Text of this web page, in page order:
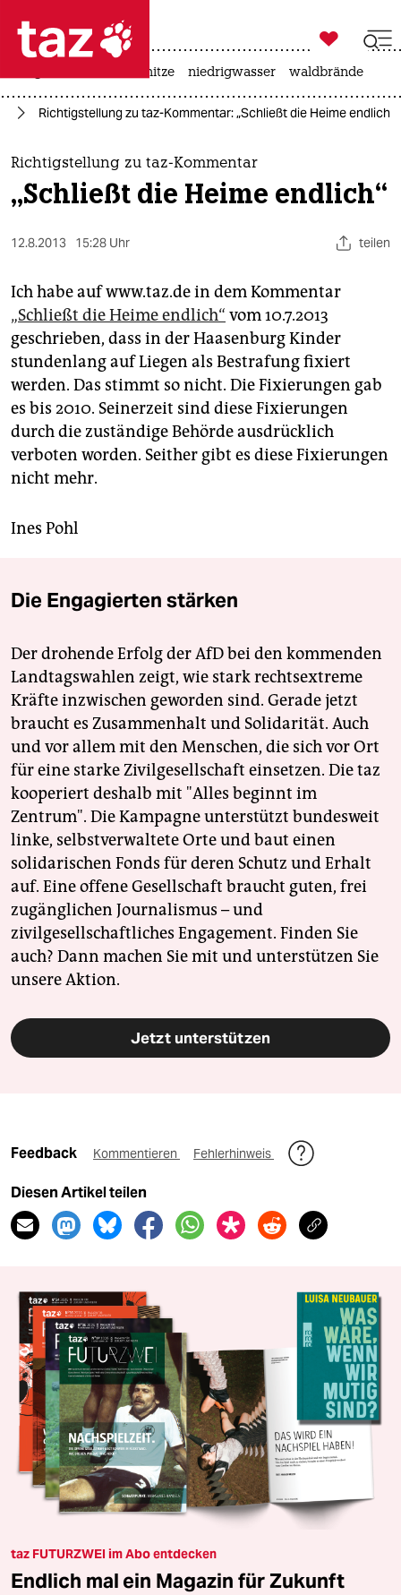
 taz zahl ich
taz zahl ich
themen
politik
öko
gesellschaft
kultur
sport
berlin
nord
wahrheit
verlag
veranstaltungen
fragen & hilfe
unterstützen
genossenschaft
epaper login

taz zahl ich
hitze niedrigwasser waldbrände
Richtigstellung zu taz-Kommentar: „Schließt die Heime endlich“
Richtigstellung zu taz-Kommentar
„Schließt die Heime endlich“
12.8.2013 15:28 Uhr teilen
Ich habe auf www.taz.de in dem Kommentar
„Schließt die Heime endlich“ vom 10.7.2013
geschrieben, dass in der Haasenburg Kinder
stundenlang auf Liegen als Bestrafung fixiert
werden. Das stimmt so nicht. Die Fixierungen gab
es bis 2010. Seinerzeit sind diese Fixierungen
durch die zuständige Behörde ausdrücklich
verboten worden. Seither gibt es diese Fixierungen
nicht mehr.
Ines Pohl
Die Engagierten stärken
Der drohende Erfolg der AfD bei den kommenden
Landtagswahlen zeigt, wie stark rechtsextreme
Kräfte inzwischen geworden sind. Gerade jetzt
braucht es Zusammenhalt und Solidarität. Auch
und vor allem mit den Menschen, die sich vor Ort
für eine starke Zivilgesellschaft einsetzen. Die taz
kooperiert deshalb mit "Alles beginnt im
Zentrum". Die Kampagne unterstützt bundesweit
linke, selbstverwaltete Orte und baut einen
solidarischen Fonds für deren Schutz und Erhalt
auf. Eine offene Gesellschaft braucht guten, frei
zugänglichen Journalismus – und
zivilgesellschaftliches Engagement. Finden Sie
auch? Dann machen Sie mit und unterstützen Sie
unsere Aktion.
Jetzt unterstützen
Feedback Kommentieren Fehlerhinweis
Diesen Artikel teilen
taz FUTURZWEI im Abo entdecken
Endlich mal ein Magazin für Zukunft